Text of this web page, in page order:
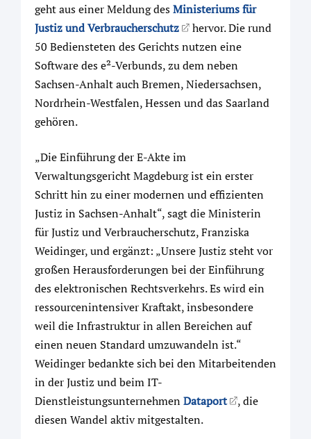
geht aus einer Meldung desMinisteriums für
Justiz und Verbraucherschutz
hervor. Die rund
50 Bediensteten des Gerichts nutzen eine
Software des e²-Verbunds, zu dem neben
Sachsen-Anhalt auch Bremen, Niedersachsen,
Nordrhein-Westfalen, Hessen und das Saarland
gehören.
„Die Einführung der E-Akte im
Verwaltungsgericht Magdeburg ist ein erster
Schritt hin zu einer modernen und effizienten
Justiz in Sachsen-Anhalt“, sagt die Ministerin
für Justiz und Verbraucherschutz, Franziska
Weidinger, und ergänzt: „Unsere Justiz steht vor
großen Herausforderungen bei der Einführung
des elektronischen Rechtsverkehrs. Es wird ein
ressourcenintensiver Kraftakt, insbesondere
weil die Infrastruktur in allen Bereichen auf
einen neuen Standard umzuwandeln ist.“
Weidinger bedankte sich bei den Mitarbeitenden
in der Justiz und beim IT-
DienstleistungsunternehmenDataport
, die
diesen Wandel aktiv mitgestalten.